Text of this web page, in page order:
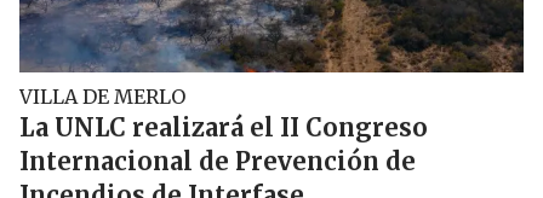
VILLA DE MERLO
La UNLC realizará el II Congreso
Internacional de Prevención de